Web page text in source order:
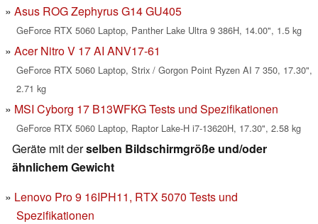
Asus ROG Zephyrus G14 GU405
GeForce RTX 5060 Laptop, Panther Lake Ultra 9 386H, 14.00", 1.5 kg
Acer Nitro V 17 AI ANV17-61
GeForce RTX 5060 Laptop, Strix / Gorgon Point Ryzen AI 7 350, 17.30",
2.71 kg
MSI Cyborg 17 B13WFKG Tests und Spezifikationen
GeForce RTX 5060 Laptop, Raptor Lake-H i7-13620H, 17.30", 2.58 kg
Geräte mit derselben Bildschirmgröße und/oder
ähnlichem Gewicht
Lenovo Pro 9 16IPH11, RTX 5070 Tests und
Spezifikationen